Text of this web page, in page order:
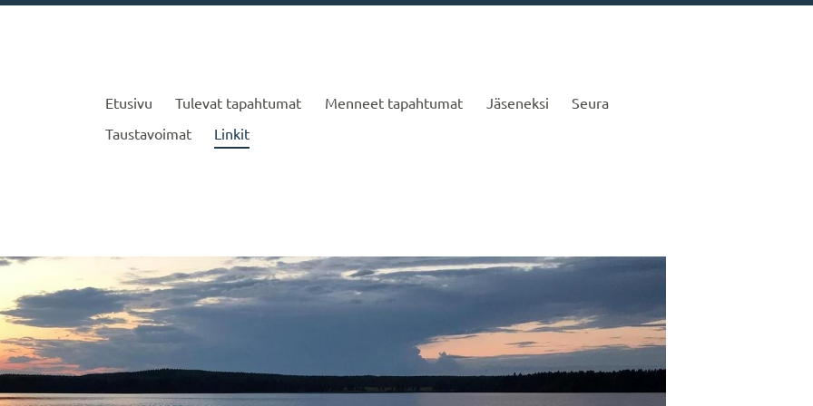
Seura
Etusivu Tulevat tapahtumat Menneet tapahtumat Jäseneksi
Seura
Taustavoimat
Linkit